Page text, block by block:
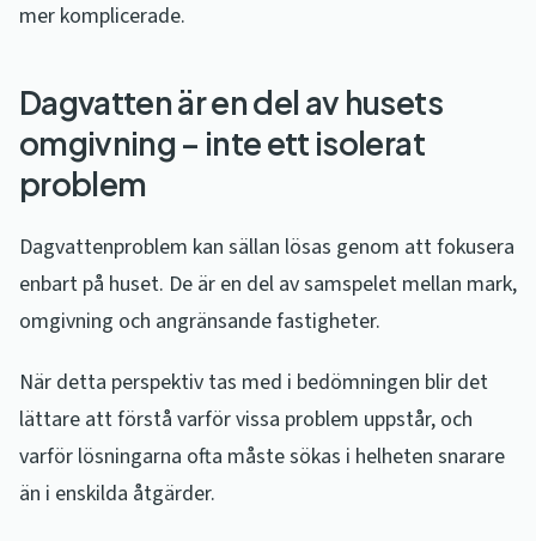
mer komplicerade.
Dagvatten är en del av husets
omgivning – inte ett isolerat
problem
Dagvattenproblem kan sällan lösas genom att fokusera
enbart på huset. De är en del av samspelet mellan mark,
omgivning och angränsande fastigheter.
När detta perspektiv tas med i bedömningen blir det
lättare att förstå varför vissa problem uppstår, och
varför lösningarna ofta måste sökas i helheten snarare
än i enskilda åtgärder.